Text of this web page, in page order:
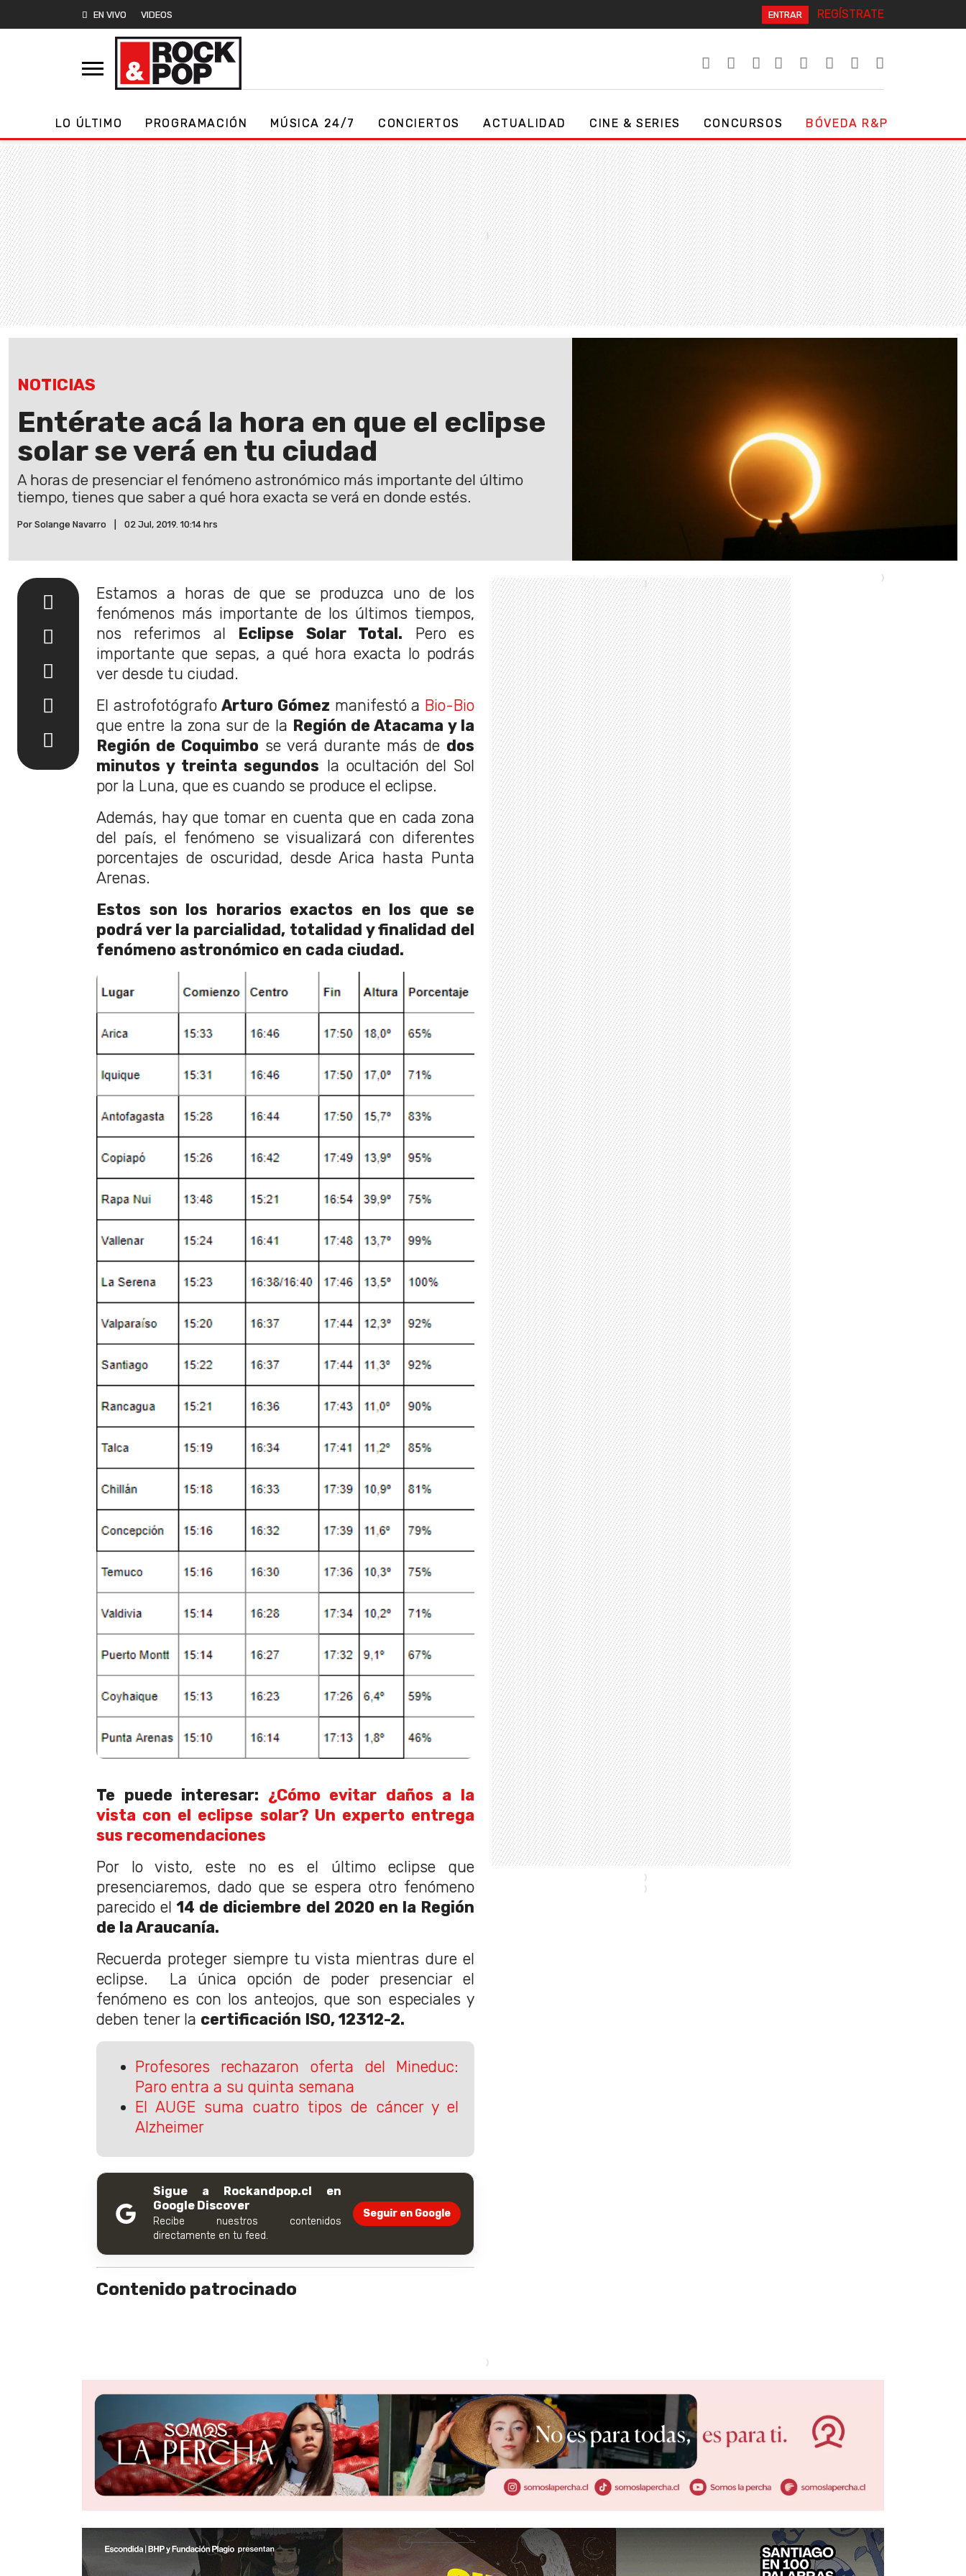
EN VIVO VIDEOS ENTRAR REGÍSTRATE
LO ÚLTIMO PROGRAMACIÓN MÚSICA 24/7 CONCIERTOS ACTUALIDAD CINE & SERIES CONCURSOS BÓVEDA R&P
NOTICIAS
Entérate acá la hora en que el eclipse
solar se verá en tu ciudad
A horas de presenciar el fenómeno astronómico más importante del último
tiempo, tienes que saber a qué hora exacta se verá en donde estés.
Por Solange Navarro 02 Jul, 2019. 10:14 hrs
Estamos a horas de que se produzca uno de los
fenómenos más importante de los últimos tiempos,
nos referimos al Eclipse Solar Total. Pero es
importante que sepas, a qué hora exacta lo podrás
ver desde tu ciudad.
El astrofotógrafoArturo Gómez manifestó a Bio-Bio
que entre la zona sur de la Región de Atacama y la
Región de Coquimbo se verá durante más de dos
minutos y treinta segundos la ocultación del Sol
por la Luna, que es cuando se produce el eclipse.
Además, hay que tomar en cuenta que en cada zona
del país, el fenómeno se visualizará con diferentes
porcentajes de oscuridad, desde Arica hasta Punta
Arenas.
Estos son los horarios exactos en los que se
podrá ver la parcialidad, totalidad y finalidad del
fenómeno astronómico en cada ciudad.
Te puede interesar: ¿Cómo evitar daños a la
vista con el eclipse solar? Un experto entrega
sus recomendaciones
Por lo visto, este no es el último eclipse que
presenciaremos, dado que se espera otro fenómeno
parecido el14 de diciembre del 2020 en la Región
de la Araucanía.
Recuerda proteger siempre tu vista mientras dure el
eclipse. La única opción de poder presenciar el
fenómeno es con los anteojos, que son especiales y
deben tener la certificación ISO, 12312-2.
Profesores rechazaron oferta del Mineduc:
Paro entra a su quinta semana
El AUGE suma cuatro tipos de cáncer y el
Alzheimer
Sigue a Rockandpop.cl en
Google Discover
Recibe nuestros contenidos
directamente en tu feed.
Seguir en Google
Contenido patrocinado